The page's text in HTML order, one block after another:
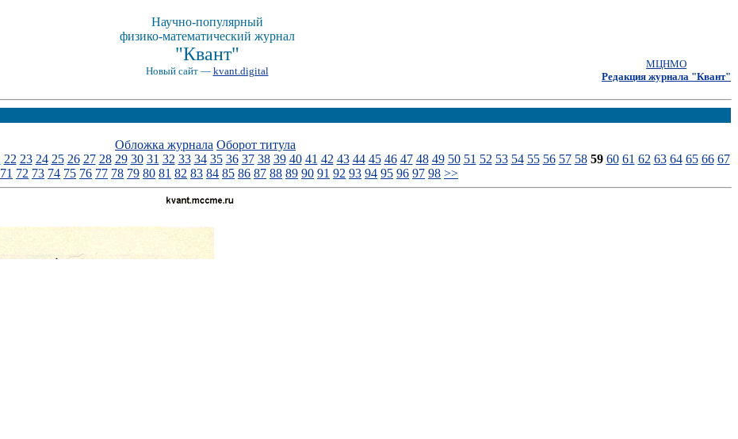
Научно-популярный
физико-математический журнал
"Квант"
Новый сайт — kvant.digital
МЦНМО
Редакция журнала "Квант"
Обложка журнала Оборот титула
22 23 24 25 26 27 28 29 30 31 32 33 34 35 36 37 38 39 40 41 42 43 44 45 46 47 48 49 50 51 52 53 54 55 56 57 58 59 60 61 62 63 64 65 66 67
71 72 73 74 75 76 77 78 79 80 81 82 83 84 85 86 87 88 89 90 91 92 93 94 95 96 97 98 >>